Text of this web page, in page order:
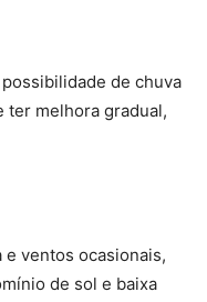
de chuva
ter melhora gradual,
ventos ocasionais,
de sol e baixa